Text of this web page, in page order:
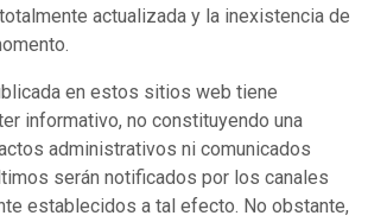
actualizada y la inexistencia de
en estos sitios web tiene
informativo, no constituyendo una
administrativos ni comunicados
serán notificados por los canales
establecidos a tal efecto. No obstante,